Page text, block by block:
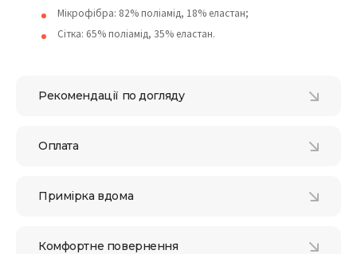
Мікрофібра: 82% поліамід, 18% еластан;
Сітка: 65% поліамід, 35% еластан.
Рекомендації по догляду
Оплата
Примірка вдома
Комфортне повернення